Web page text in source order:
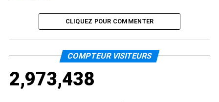
CLIQUEZ POUR COMMENTER
COMPTEUR VISITEURS
2,973,438